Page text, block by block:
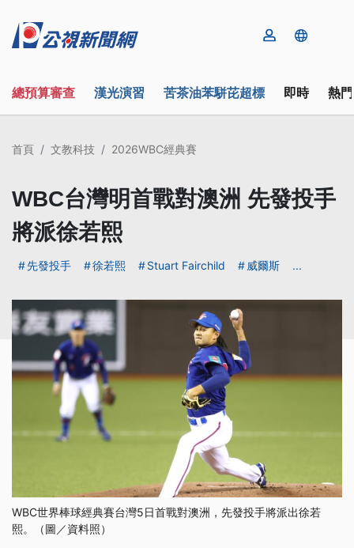
總預算審查 漢光演習 苦茶油苯駢芘超標 即時 熱
首頁 文教科技 2026WBC經典賽
WBC台灣明首戰對澳洲 先發投手
將派徐若熙
先發投手 徐若熙 Stuart Fairchild 威爾斯 ...
WBC世界棒球經典賽台灣5日首戰對澳洲，先發投手將派出徐若
熙。（圖／資料照）